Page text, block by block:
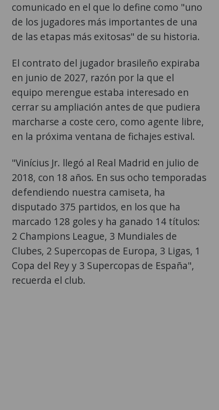
comunicado en el que lo define como "uno
de los jugadores más importantes de una
de las etapas más exitosas" de su historia.
El contrato del jugador brasileño expiraba
en junio de 2027, razón por la que el
equipo merengue estaba interesado en
cerrar su ampliación antes de que pudiera
marcharse a coste cero, como agente libre,
en la próxima ventana de fichajes estival.
"Vinícius Jr. llegó al Real Madrid en julio de
2018, con 18 años. En sus ocho temporadas
defendiendo nuestra camiseta, ha
disputado 375 partidos, en los que ha
marcado 128 goles y ha ganado 14 títulos:
2 Champions League, 3 Mundiales de
Clubes, 2 Supercopas de Europa, 3 Ligas, 1
Copa del Rey y 3 Supercopas de España",
recuerda el club.